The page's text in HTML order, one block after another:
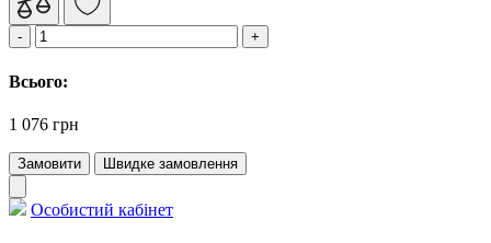
Всього:
1 076 грн
Замовити Швидке замовлення
Особистий кабінет